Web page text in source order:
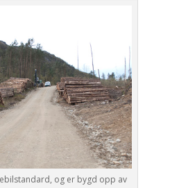
og er bygd opp av